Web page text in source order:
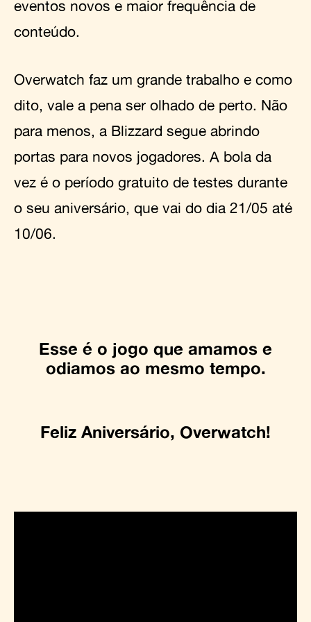
eventos novos e maior frequência de
conteúdo.
Overwatch faz um grande trabalho e como
dito, vale a pena ser olhado de perto. Não
para menos, a Blizzard segue abrindo
portas para novos jogadores. A bola da
vez é o período gratuito de testes durante
o seu aniversário, que vai do dia 21/05 até
10/06.
Esse é o jogo que amamos e
odiamos ao mesmo tempo.
Feliz Aniversário, Overwatch!